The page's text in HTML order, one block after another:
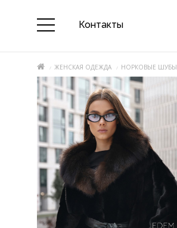
Контакты
ЖЕНСКАЯ ОДЕЖДА НОРКОВЫЕ ШУБЫ